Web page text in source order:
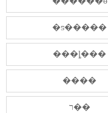
�ƽ�����
���ȴ���
����
ר��